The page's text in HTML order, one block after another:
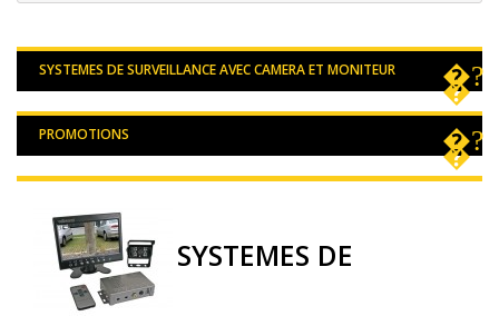
SYSTEMES DE SURVEILLANCE AVEC CAMERA ET MONITEUR
PROMOTIONS
SYSTEMES DE